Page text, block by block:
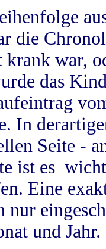
die
krank war,
das
In
Seite -
ist es
Eine
nur
und Jahr.